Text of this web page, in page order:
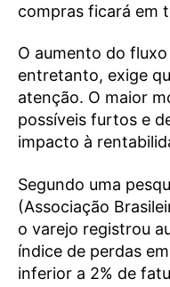
compras ficará em
O aumento do
entretanto, exige
atenção. O maior
possíveis furtos e
impacto à
Segundo uma
(Associação
o varejo registrou
índice de perdas
inferior a 2% de